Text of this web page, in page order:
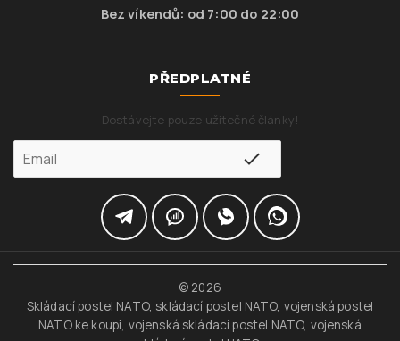
Bez víkendů: od 7:00 do 22:00
PŘEDPLATNÉ
Dostávejte pouze užitečné články!
© 2026
Skládací postel NATO, skládací postel NATO, vojenská postel
NATO ke koupi, vojenská skládací postel NATO, vojenská